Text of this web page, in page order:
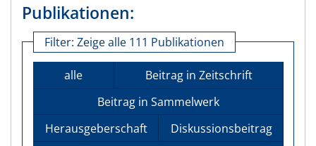
Publikationen:
Filter: Zeige alle 111 Publikationen
alle
Beitrag in Zeitschrift
Beitrag in Sammelwerk
Herausgeberschaft
Diskussionsbeitrag